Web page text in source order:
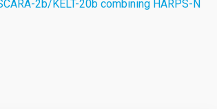
2b/KELT-20b combining HARPS-N